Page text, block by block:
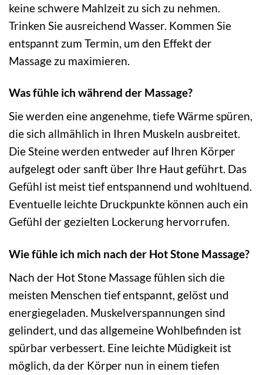
keine schwere Mahlzeit zu sich zu nehmen.
Trinken Sie ausreichend Wasser. Kommen Sie
entspannt zum Termin, um den Effekt der
Massage zu maximieren.
Was fühle ich während der Massage?
Sie werden eine angenehme, tiefe Wärme spüren,
die sich allmählich in Ihren Muskeln ausbreitet.
Die Steine werden entweder auf Ihren Körper
aufgelegt oder sanft über Ihre Haut geführt. Das
Gefühl ist meist tief entspannend und wohltuend.
Eventuelle leichte Druckpunkte können auch ein
Gefühl der gezielten Lockerung hervorrufen.
Wie fühle ich mich nach der Hot Stone Massage?
Nach der Hot Stone Massage fühlen sich die
meisten Menschen tief entspannt, gelöst und
energiegeladen. Muskelverspannungen sind
gelindert, und das allgemeine Wohlbefinden ist
spürbar verbessert. Eine leichte Müdigkeit ist
möglich, da der Körper nun in einem tiefen